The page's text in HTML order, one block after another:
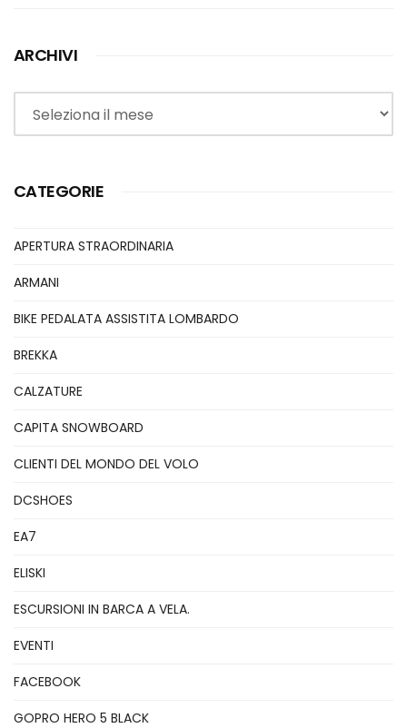
ARCHIVI
Archivi
CATEGORIE
APERTURA STRAORDINARIA
ARMANI
BIKE PEDALATA ASSISTITA LOMBARDO
BREKKA
CALZATURE
CAPITA SNOWBOARD
CLIENTI DEL MONDO DEL VOLO
DCSHOES
EA7
ELISKI
ESCURSIONI IN BARCA A VELA.
EVENTI
FACEBOOK
GOPRO HERO 5 BLACK